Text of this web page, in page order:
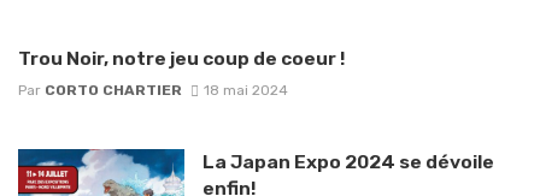
Trou Noir, notre jeu coup de coeur !
Par CORTO CHARTIER 18 mai 2024
La Japan Expo 2024 se dévoile
enfin!